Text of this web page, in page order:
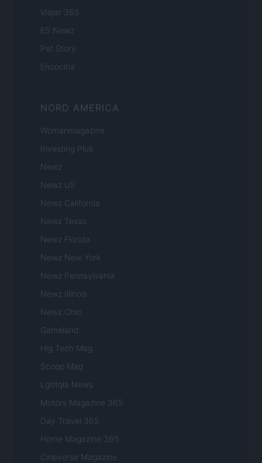
Viajar 365
ES Newz
Pet Story
Encocina
NORD AMERICA
Womanmagazine
Investing Plus
Newz
Newz US
Newz California
Newz Texas
Newz Florida
Newz New York
Newz Pennsylvania
Newz Illinois
Newz Ohio
Gameland
Hig Tech Mag
Scoop Mag
Lgbtqia News
Motors Magazine 365
Day Travel 365
Home Magazine 365
Cineverse Magazine